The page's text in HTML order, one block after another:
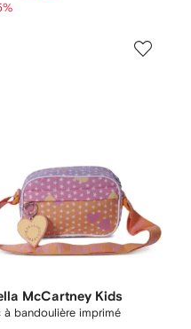
McCartney Kids
à bandoulière imprimé